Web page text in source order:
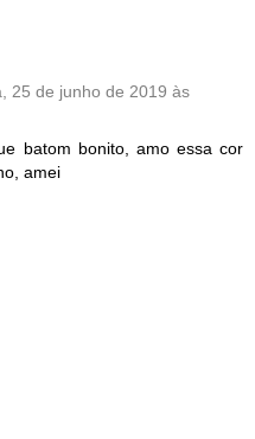
25 de junho de 2019 às
batom bonito, amo essa cor
amei